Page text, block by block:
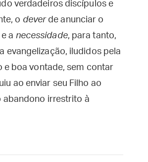
verdadeiros discípulos e
o deverde anunciar o
a necessidade, para tanto,
evangelização, iludidos pela
e boa vontade, sem contar
ao enviar seu Filho ao
abandono irrestrito à